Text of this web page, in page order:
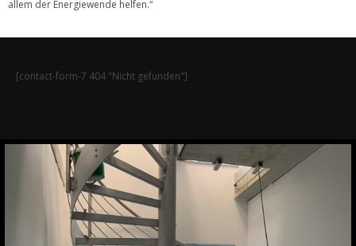
allem der Energiewende helfen.“
[contact-form-7 404 "Nicht gefunden"]